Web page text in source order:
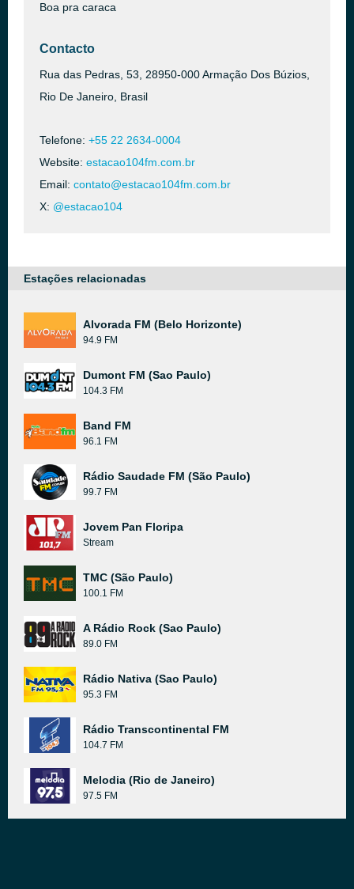
Boa pra caraca
Contacto
Rua das Pedras, 53, 28950-000 Armação Dos Búzios,
Rio De Janeiro, Brasil
Telefone: +55 22 2634-0004
Website: estacao104fm.com.br
Email: contato@estacao104fm.com.br
X: @estacao104
Estações relacionadas
Alvorada FM (Belo Horizonte)
94.9 FM
Dumont FM (Sao Paulo)
104.3 FM
Band FM
96.1 FM
Rádio Saudade FM (São Paulo)
99.7 FM
Jovem Pan Floripa
Stream
TMC (São Paulo)
100.1 FM
A Rádio Rock (Sao Paulo)
89.0 FM
Rádio Nativa (Sao Paulo)
95.3 FM
Rádio Transcontinental FM
104.7 FM
Melodia (Rio de Janeiro)
97.5 FM